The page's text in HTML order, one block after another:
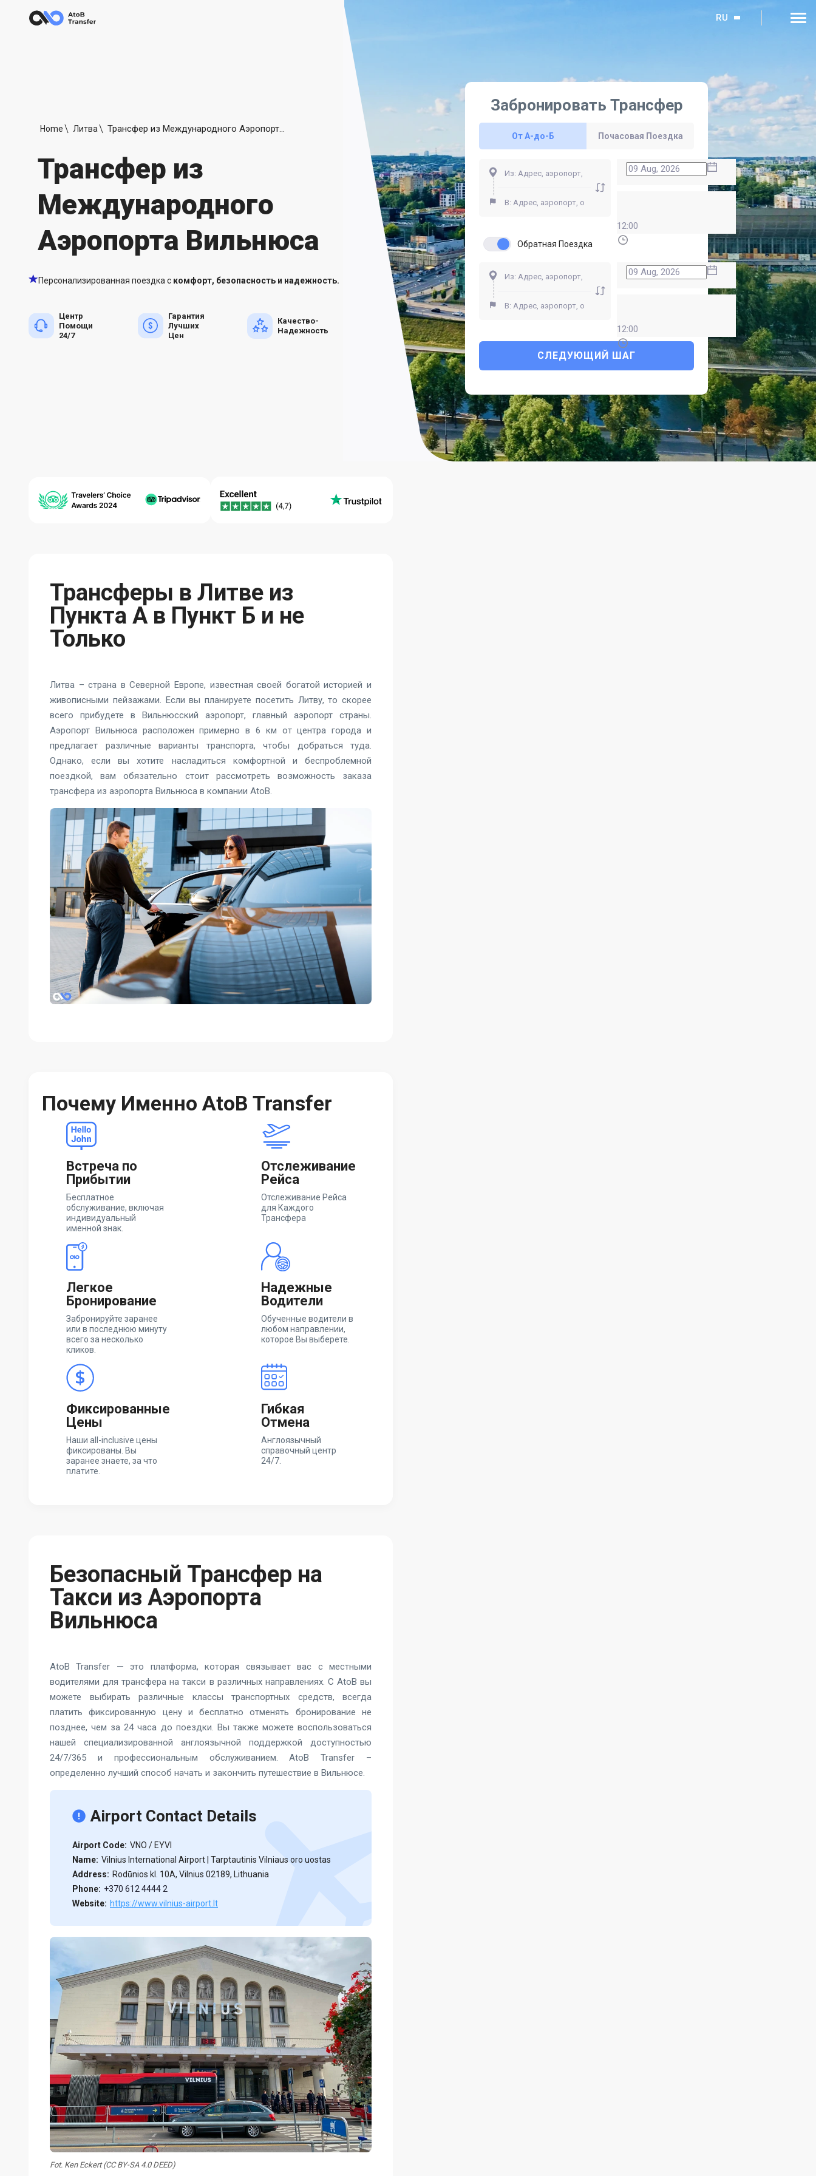
RU
Home Литва
Трансфер из
Международного
Аэропорта Вильнюса
Персонализированная поездка с комфорт, безопасность и надежность.
Центр
Помощи
24/7
Гарантия
Лучших
Цен
Качество-
Надежность
Забронировать Трансфер
От A-до-Б Почасовая Поездка
12:00
Обратная Поездка
12:00
СЛЕДУЮЩИЙ ШАГ
Трансферы в Литве из
Пункта А в Пункт Б и не
Только
Литва – страна в Северной Европе, известная своей богатой историей и
живописными пейзажами. Если вы планируете посетить Литву, то скорее
всего прибудете в Вильнюсский аэропорт, главный аэропорт страны.
Аэропорт Вильнюса расположен примерно в 6 км от центра города и
предлагает различные варианты транспорта, чтобы добраться туда.
Однако, если вы хотите насладиться комфортной и беспроблемной
поездкой, вам обязательно стоит рассмотреть возможность заказа
трансфера из аэропорта Вильнюса в компании AtoB.
Почему Именно AtoB Transfer
Встреча по
Прибытии
Бесплатное
обслуживание, включая
индивидуальный
именной знак.
Отслеживание
Рейса
Отслеживание Рейса
для Каждого
Трансфера
Легкое
Бронирование
Забронируйте заранее
или в последнюю минуту
всего за несколько
кликов.
Надежные
Водители
Обученные водители в
любом направлении,
которое Вы выберете.
Фиксированные
Цены
Наши all-inclusive цены
фиксированы. Вы
заранее знаете, за что
платите.
Гибкая
Отмена
Англоязычный
справочный центр
24/7.
Безопасный Трансфер на
Такси из Аэропорта
Вильнюса
AtoB Transfer — это платформа, которая связывает вас с местными
водителями для трансфера на такси в различных направлениях. С AtoB вы
можете выбирать различные классы транспортных средств, всегда
платить фиксированную цену и бесплатно отменять бронирование не
позднее, чем за 24 часа до поездки. Вы также можете воспользоваться
нашей специализированной англоязычной поддержкой доступностью
24/7/365 и профессиональным обслуживанием. AtoB Transfer –
определенно лучший способ начать и закончить путешествие в Вильнюсе.
Airport Contact Details
Airport Code: VNO / EYVI
Name: Vilnius International Airport | Tarptautinis Vilniaus oro uostas
Address: Rodūnios kl. 10A, Vilnius 02189, Lithuania
Phone: +370 612 4444 2
Website: https://www.vilnius-airport.lt
Fot. Ken Eckert (CC BY-SA 4.0 DEED)